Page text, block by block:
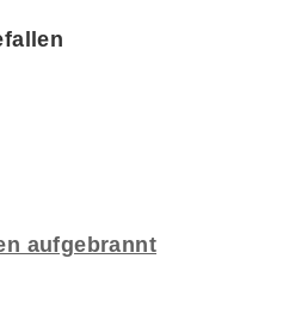
aufgebrannt